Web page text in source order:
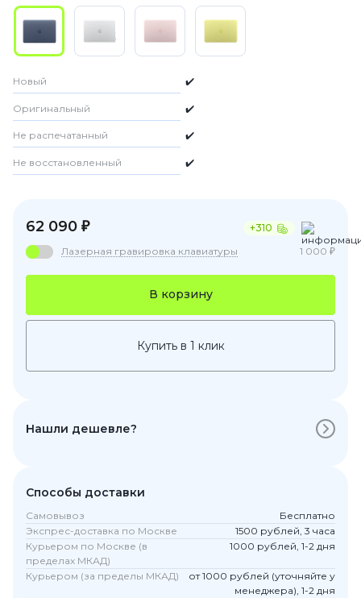
Новый ✔️
Оригинальный ✔️
Не распечатанный ✔️
Не восстановленный ✔️
62 090 ₽
+310
Лазерная гравировка клавиатуры
1 000 ₽
В корзину
Купить в 1 клик
Нашли дешевле?
Способы доставки
Самовывоз
Бесплатно
Экспрес-доставка по Москве
1500 рублей, 3 часа
Курьером по Москве (в
пределах МКАД)
1000 рублей, 1-2 дня
Курьером (за пределы МКАД)
от 1000 рублей (уточняйте у
менеджера), 1-2 дня